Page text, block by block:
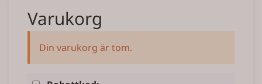
Varukorg
Din varukorg är tom.